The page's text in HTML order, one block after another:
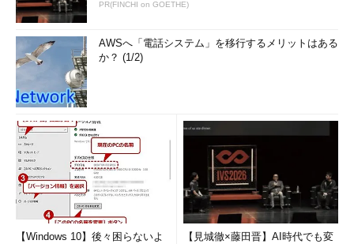
PR(FINCHI on GOETHE)
AWSへ「電話システム」を移行するメリットはある
か？ (1/2)
【Windows 10】後々困らないよ
【見城徹×藤田晋】AI時代でも変